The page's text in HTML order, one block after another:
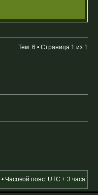
Тем: 6 • Страница 1 из 1
• Часовой пояс: UTC + 3 часа